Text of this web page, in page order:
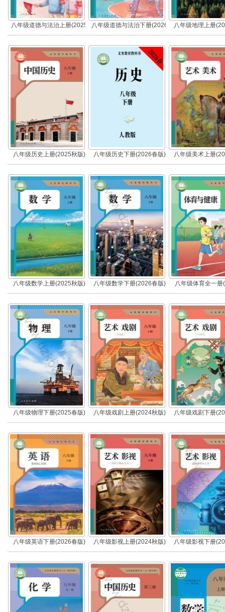
八年级道德与法治上册(2025
秋版)(部编版)
八年级道德与法治下册(2026
春版)(部编版)
八年级地理上册
八年级历史上册(2025秋版)
(部编版)
八年级历史下册(2026春版)
(部编版)
八年级美术上册
八年级数学上册(2025秋版) 八年级数学下册(2026春版)
八年级体育全一册
版)
八年级物理下册(2025春版) 八年级戏剧上册(2024秋版) 八年级戏剧下册
八年级英语下册(2026春版) 八年级影视上册(2024秋版) 八年级影视下册